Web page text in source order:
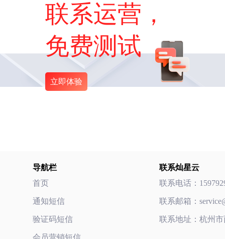
联系运营，
免费测试
立即体验
导航栏
首页
通知短信
验证码短信
联系灿星云
联系电话：
联系邮箱：
联系地址：杭州